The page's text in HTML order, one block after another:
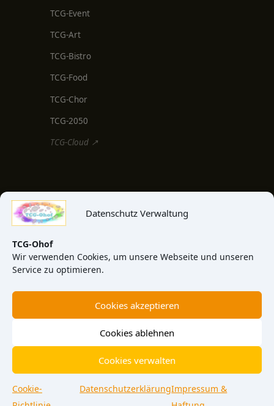
Datenschutz Verwaltung
TCG-Ohof
Wir verwenden Cookies, um unsere Webseite und unseren
Service zu optimieren.
Cookies akzeptieren
Cookies ablehnen
Cookies verwalten
Cookie-
DatenschutzerklärungImpressum &
TCG-Event
TCG-Art
TCG-Bistro
TCG-Food
TCG-Chor
TCG-2050
TCG-Cloud ↗
MEDIEN & INFO
TCG-Blog
TCG-News
TCG-Video
© 2026 TCG-Ohof Meinersen · Am Walde 4 · 38536 Meinersen
Impressum